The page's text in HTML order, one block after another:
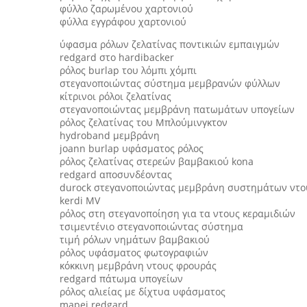
φύλλο ζαρωμένου χαρτονιού
φύλλα εγγράφου χαρτονιού
ύφασμα ρόλων ζελατίνας ποντικιών εμπαιγμών
redgard στο hardibacker
ρόλος burlap του λόμπι χόμπι
στεγανοποιώντας σύστημα μεμβρανών φύλλων
κίτρινοι ρόλοι ζελατίνας
στεγανοποιώντας μεμβράνη πατωμάτων υπογείων
ρόλος ζελατίνας του Μπλούμινγκτον
hydroband μεμβράνη
joann burlap υφάσματος ρόλος
ρόλος ζελατίνας στερεών βαμβακιού kona
redgard αποσυνδέοντας
durock στεγανοποιώντας μεμβράνη συστημάτων
kerdi MV
ρόλος στη στεγανοποίηση για τα ντους κεραμιδιών
τσιμεντένιο στεγανοποιώντας σύστημα
τιμή ρόλων νημάτων βαμβακιού
ρόλος υφάσματος φωτογραφιών
κόκκινη μεμβράνη ντους φρουράς
redgard πάτωμα υπογείων
ρόλος αλιείας με δίχτυα υφάσματος